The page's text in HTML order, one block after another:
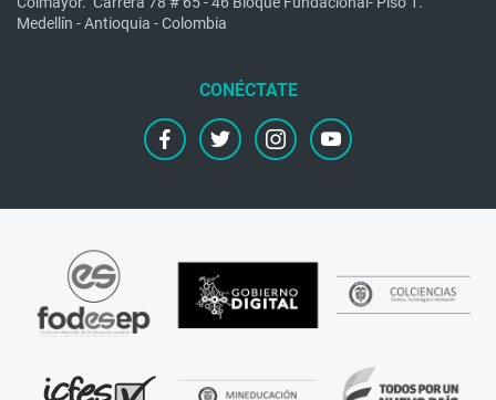
Medellín - Antioquia - Colombia
facebooktwitter instagramyoutube